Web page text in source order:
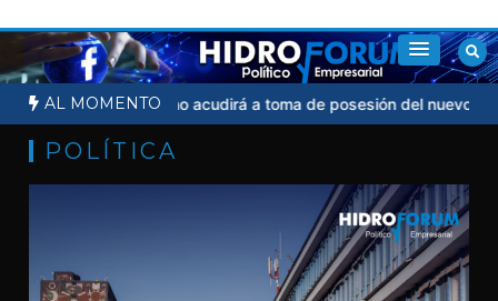
al
contenido
AL MOMENTO
Sheinbaum no acudirá a toma de posesión del nuevo
POLÍTICA